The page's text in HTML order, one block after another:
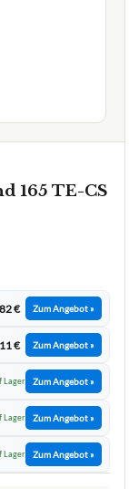
165 TE-CS
€ Zum Angebot »
€ Zum Angebot »
Lager Zum Angebot »
Lager Zum Angebot »
Lager Zum Angebot »